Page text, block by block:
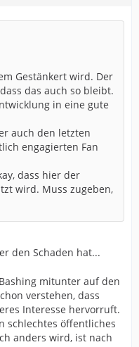
Gestänkert wird. Der
das auch so bleibt.
in eine gute
auch den letzten
engagierten Fan
dass hier der
wird. Muss zugeben,
den Schaden hat...
mitunter auf den
verstehen, dass
Interesse hervorruft.
schlechtes öffentliches
anders wird, ist nach